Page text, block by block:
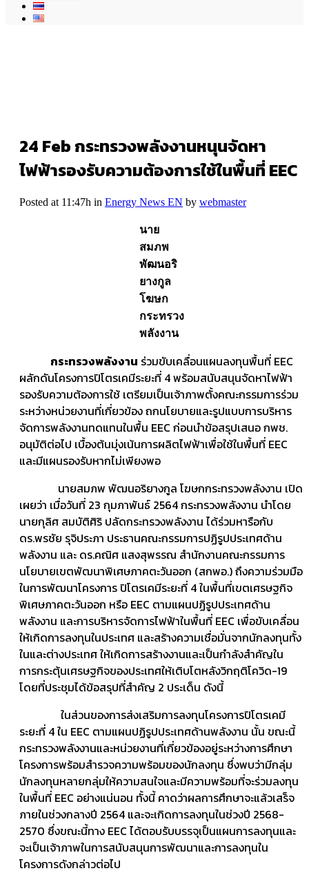
24 Feb กระทรวงพลังงานหนุนจัดหา
ไฟฟ้ารองรับความต้องการใช้ในพื้นที่ EEC
Posted at 11:47h in Energy News EN by webmaster
นาย
สมภพ
พัฒนอริ
ยางกูล
โฆษก
กระทรวง
พลังงาน
กระทรวงพลังงาน ร่วมขับเคลื่อนแผนลงทุนพื้นที่ EEC
ผลักดันโครงการปิโตรเคมีระยะที่ 4 พร้อมสนับสนุนจัดหาไฟฟ้า
รองรับความต้องการใช้ เตรียมเป็นเจ้าภาพตั้งคณะกรรมการร่วม
ระหว่างหน่วยงานที่เกี่ยวข้อง ถกนโยบายและรูปแบบการบริหาร
จัดการพลังงานทดแทนในพื้น EEC ก่อนนำข้อสรุปเสนอ กพช.
อนุมัติต่อไป เบื้องต้นมุ่งเน้นการผลิตไฟฟ้าเพื่อใช้ในพื้นที่ EEC
และมีแผนรองรับหากไม่เพียงพอ
นายสมภพ พัฒนอริยางกูล โฆษกกระทรวงพลังงาน เปิด
เผยว่า เมื่อวันที่ 23 กุมภาพันธ์ 2564 กระทรวงพลังงาน นำโดย
นายกุลิศ สมบัติศิริ ปลัดกระทรวงพลังงาน ได้ร่วมหารือกับ
ดร.พรชัย รุจิประภา ประธานคณะกรรมการปฏิรูปประเทศด้าน
พลังงาน และ ดร.คณิศ แสงสุพรรณ สำนักงานคณะกรรมการ
นโยบายเขตพัฒนาพิเศษภาคตะวันออก (สกพอ.) ถึงความร่วมมือ
ในการพัฒนาโครงการ ปิโตรเคมีระยะที่ 4 ในพื้นที่เขตเศรษฐกิจ
พิเศษภาคตะวันออก หรือ EEC ตามแผนปฏิรูปประเทศด้าน
พลังงาน และการบริหารจัดการไฟฟ้าในพื้นที่ EEC เพื่อขับเคลื่อน
ให้เกิดการลงทุนในประเทศ และสร้างความเชื่อมั่นจากนักลงทุนทั้ง
ในและต่างประเทศ ให้เกิดการสร้างงานและเป็นกำลังสำคัญใน
การกระตุ้นเศรษฐกิจของประเทศให้เติบโตหลังวิกฤติโควิด-19
โดยที่ประชุมได้ข้อสรุปที่สำคัญ 2 ประเด็น ดังนี้
ในส่วนของการส่งเสริมการลงทุนโครงการปิโตรเคมี
ระยะที่ 4 ใน EEC ตามแผนปฏิรูปประเทศด้านพลังงาน นั้น ขณะนี้
กระทรวงพลังงานและหน่วยงานที่เกี่ยวข้องอยู่ระหว่างการศึกษา
โครงการพร้อมสำรวจความพร้อมของนักลงทุน ซึ่งพบว่ามีกลุ่ม
นักลงทุนหลายกลุ่มให้ความสนใจและมีความพร้อมที่จะร่วมลงทุน
ในพื้นที่ EEC อย่างแน่นอน ทั้งนี้ คาดว่าผลการศึกษาจะแล้วเสร็จ
ภายในช่วงกลางปี 2564 และจะเกิดการลงทุนในช่วงปี 2568-
2570 ซึ่งขณะนี้ทาง EEC ได้ตอบรับบรรจุเป็นแผนการลงทุนและ
จะเป็นเจ้าภาพในการสนับสนุนการพัฒนาและการลงทุนใน
โครงการดังกล่าวต่อไป